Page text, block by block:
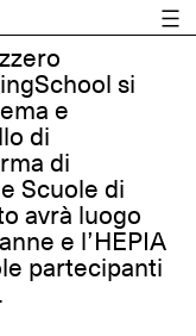
si
e
di
di
Scuole di
avrà luogo
e l’HEPIA
partecipanti